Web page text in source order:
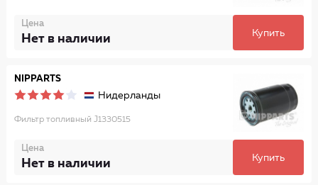
Цена
Нет в наличии Купить
NIPPARTS
Нидерланды
Фильтр топливный J1330515
Цена
Нет в наличии Купить